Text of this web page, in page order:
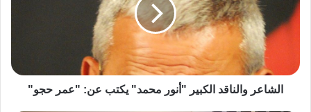
الشاعر والناقد الكبير "أنور محمد" يكتب عن: "عمر حجو"